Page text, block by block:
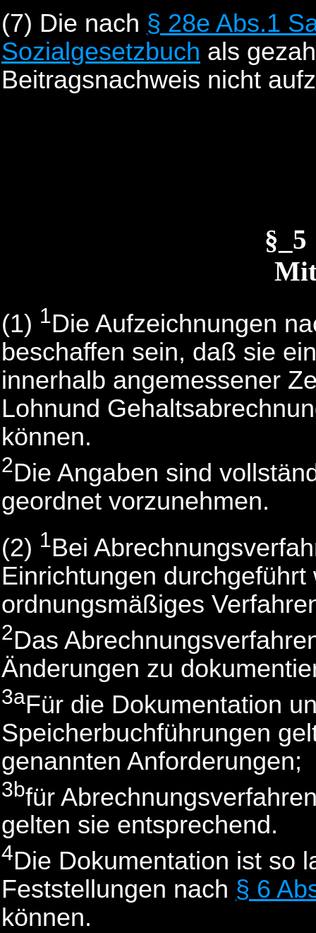
(7) Die nach § 28e Abs.1
Sozialgesetzbuch als
Beitragsnachweis nicht
(1) 1Die Aufzeichnungen
beschaffen sein, daß sie
innerhalb angemessener
Lohnund
können.
2Die Angaben sind
geordnet vorzunehmen.
(2) 1Bei
Einrichtungen
ordnungsmäßiges
2Das
Änderungen zu
3aFür die Dokumentation
Speicherbuchführungen
genannten Anforderungen;
3bfür
gelten sie entsprechend.
4Die Dokumentation ist so
Feststellungen nach § 6
können.